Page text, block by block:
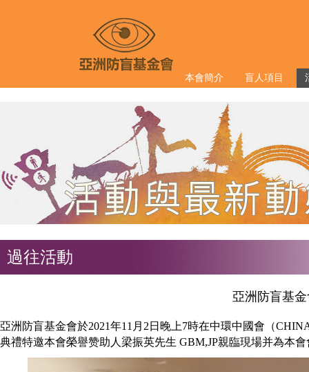
本會簡介 盲人項目
過往活動
亞洲防盲基
亞洲防盲基金會於2021年11月2日晚上7時在中環中國會（
典禮特邀本會榮譽赞助人梁振英先生 GBM,JP親臨現場并為本